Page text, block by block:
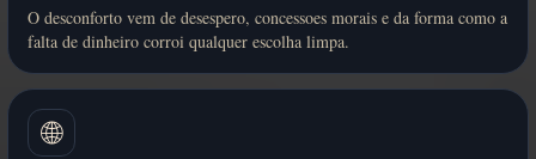
O desconforto vem de desespero, concessoes morais e da forma como a
falta de dinheiro corroi qualquer escolha limpa.
🌐